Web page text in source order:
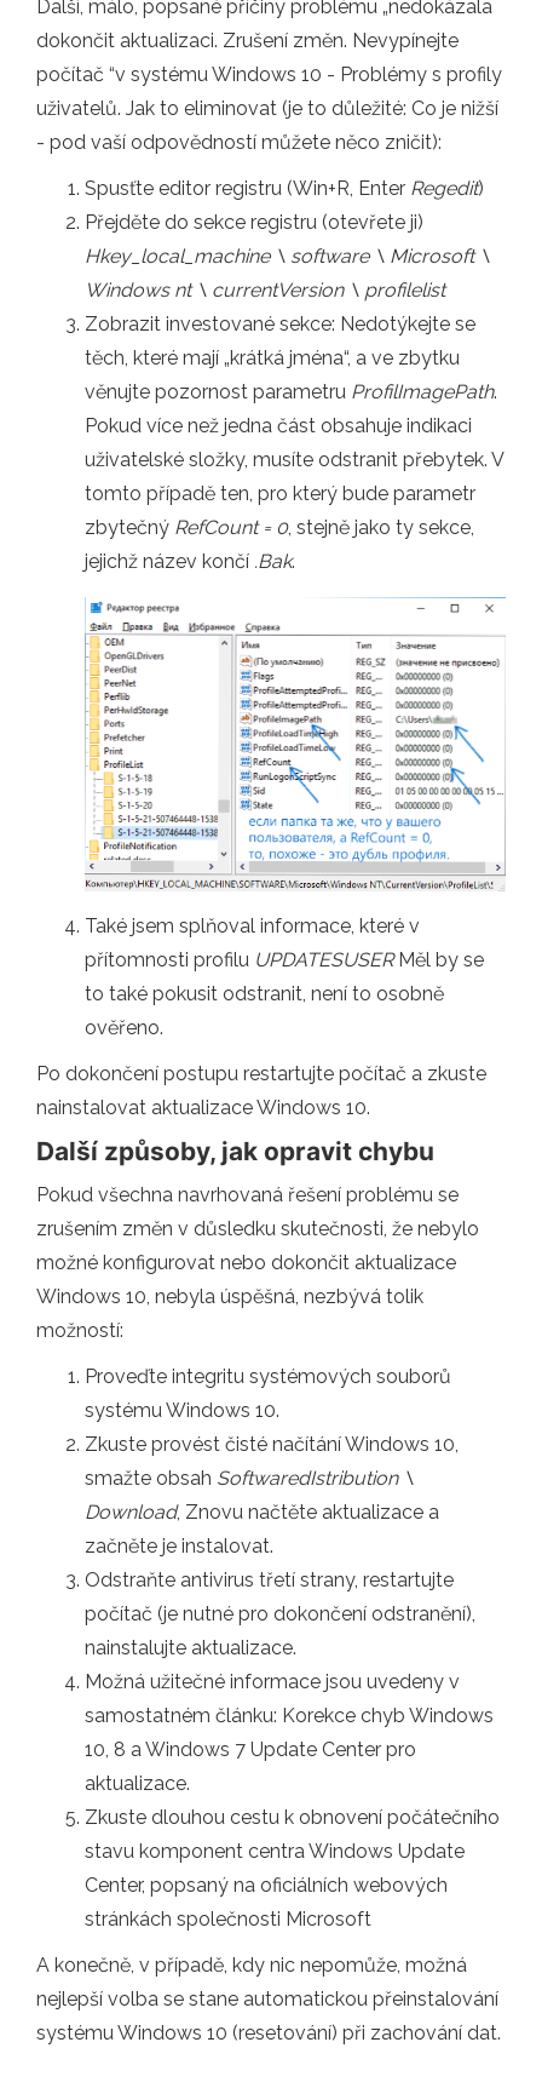
Další, málo, popsané příčiny problému „nedokázala
dokončit aktualizaci. Zrušení změn. Nevypínejte
počítač “v systému Windows 10 - Problémy s profily
uživatelů. Jak to eliminovat (je to důležité: Co je nižší
- pod vaší odpovědností můžete něco zničit):
Spusťte editor registru (Win+R, Enter Regedit)
Přejděte do sekce registru (otevřete ji)
Hkey_local_machine \ software \ Microsoft \
Windows nt \ currentVersion \ profilelist
Zobrazit investované sekce: Nedotýkejte se
těch, které mají „krátká jména“, a ve zbytku
věnujte pozornost parametru ProfilImagePath.
Pokud více než jedna část obsahuje indikaci
uživatelské složky, musíte odstranit přebytek. V
tomto případě ten, pro který bude parametr
zbytečný RefCount = 0, stejně jako ty sekce,
jejichž název končí .Bak.
Také jsem splňoval informace, které v
přítomnosti profilu UPDATESUSERMěl by se
to také pokusit odstranit, není to osobně
ověřeno.
Po dokončení postupu restartujte počítač a zkuste
nainstalovat aktualizace Windows 10.
Další způsoby, jak opravit chybu
Pokud všechna navrhovaná řešení problému se
zrušením změn v důsledku skutečnosti, že nebylo
možné konfigurovat nebo dokončit aktualizace
Windows 10, nebyla úspěšná, nezbývá tolik
možností:
Proveďte integritu systémových souborů
systému Windows 10.
Zkuste provést čisté načítání Windows 10,
smažte obsah SoftwaredIstribution \
Download, Znovu načtěte aktualizace a
začněte je instalovat.
Odstraňte antivirus třetí strany, restartujte
počítač (je nutné pro dokončení odstranění),
nainstalujte aktualizace.
Možná užitečné informace jsou uvedeny v
samostatném článku: Korekce chyb Windows
10, 8 a Windows 7 Update Center pro
aktualizace.
Zkuste dlouhou cestu k obnovení počátečního
stavu komponent centra Windows Update
Center, popsaný na oficiálních webových
stránkách společnosti Microsoft
A konečně, v případě, kdy nic nepomůže, možná
nejlepší volba se stane automatickou přeinstalování
systému Windows 10 (resetování) při zachování dat.